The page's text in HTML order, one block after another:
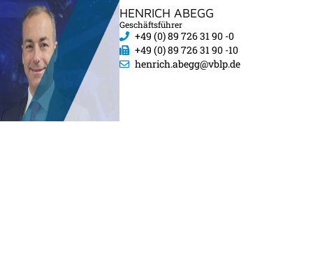
HENRICH ABEGG
Geschäftsführer
+49 (0) 89 726 31 90 -0
+49 (0) 89 726 31 90 -10
henrich.abegg@vblp.de